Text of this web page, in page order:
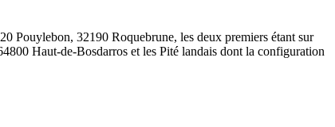
Pouylebon, 32190 Roquebrune, les deux premiers étant sur
Haut-de-Bosdarros et les Pité landais dont la configuration